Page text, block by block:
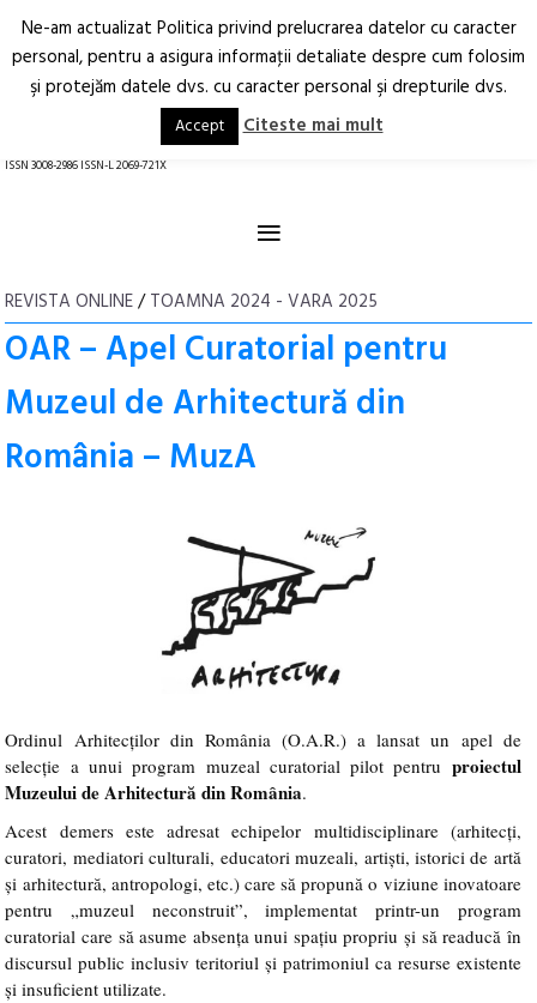
Arhitectură.
Oraș.
RO EN
ISSN 3008-2986 ISSN-L 2069-721X
≡
REVISTA ONLINE/TOAMNA 2024 - VARA 2025
OAR – Apel Curatorial pentru
Muzeul de Arhitectură din
România – MuzA
Ordinul Arhitecților din România (O.A.R.) a lansat un apel de
selecție a unui program muzeal curatorial pilot pentru proiectul
Muzeului de Arhitectură din România.
Acest demers este adresat echipelor multidisciplinare (arhitecți,
curatori, mediatori culturali, educatori muzeali, artiști, istorici de artă
și arhitectură, antropologi, etc.) care să propună o viziune inovatoare
pentru „muzeul neconstruit”, implementat printr-un program
curatorial care să asume absența unui spațiu propriu și să readucă în
discursul public inclusiv teritoriul și patrimoniul ca resurse existente
și insuficient utilizate.
Ne-am actualizat Politica privind prelucrarea datelor cu caracter
personal, pentru a asigura informaţii detaliate despre cum folosim
şi protejăm datele dvs. cu caracter personal şi drepturile dvs.
Accept Citeste mai mult